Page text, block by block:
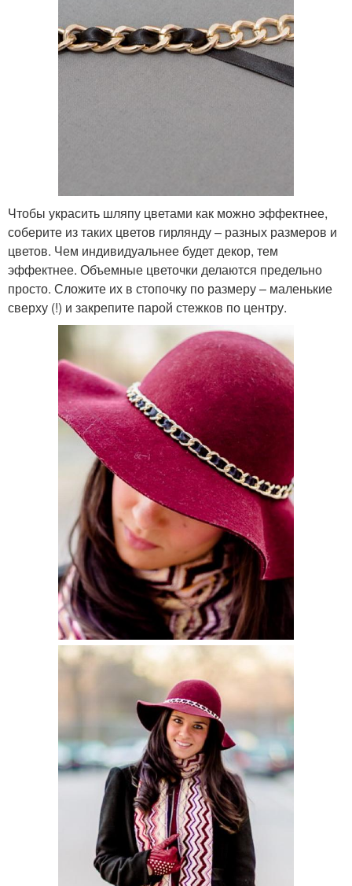
Чтобы украсить шляпу цветами как можно эффектнее,
соберите из таких цветов гирлянду – разных размеров и
цветов. Чем индивидуальнее будет декор, тем
эффектнее. Объемные цветочки делаются предельно
просто. Сложите их в стопочку по размеру – маленькие
сверху (!) и закрепите парой стежков по центру.